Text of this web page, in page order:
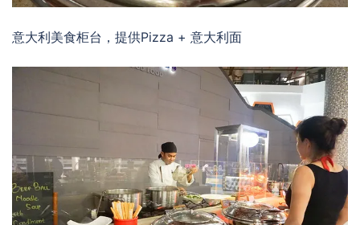
意大利美食柜台，提供Pizza + 意大利面